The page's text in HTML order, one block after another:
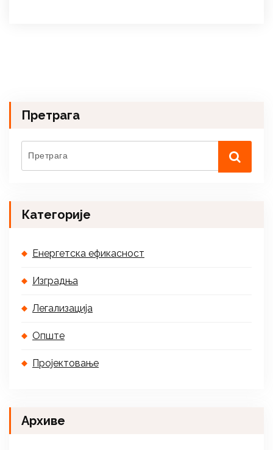
Претрага
Категорије
Енергетска ефикасност
Изградња
Легализација
Опште
Пројектовање
Архиве